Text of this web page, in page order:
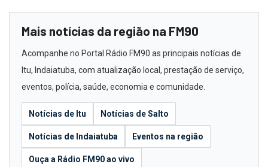
Mais notícias da região na FM90
Acompanhe no Portal Rádio FM90 as principais notícias de
Itu, Indaiatuba, com atualização local, prestação de serviço,
eventos, polícia, saúde, economia e comunidade.
Notícias de Itu Notícias de Salto
Notícias de Indaiatuba Eventos na região
Ouça a Rádio FM90 ao vivo